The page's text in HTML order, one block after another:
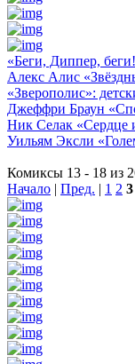
«Беги, Диппер,
Алекс Алис
«Зверополис»:
Джеффри Браун
Ник Селак «Сердце
Уильям Эксли
Комиксы 13 - 18 из
Начало | Пред. | 1 2 3